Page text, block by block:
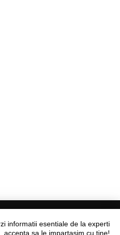
informatii esentiale de la experti
accepta sa le impartasim cu tine!